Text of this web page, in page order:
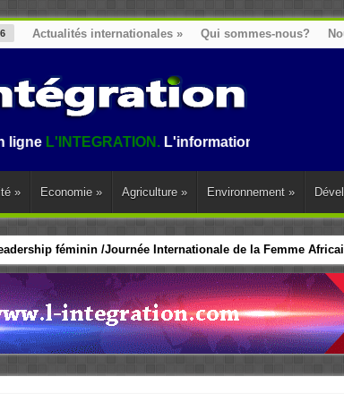
Actualités internationales » Qui sommes-nous?
L'information au Benin, en Afrique et
» Economie » Agriculture » Environnement »
féminin /Journée Internationale de la Femme